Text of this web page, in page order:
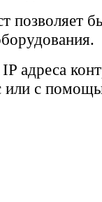
позволяет
адреса
или с